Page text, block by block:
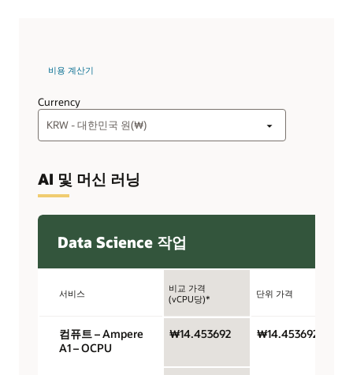
Currency
비용 계산기
AI 및 머신 러닝
Data Science 작업
서비스
비교 가격
(vCPU당)*
단위 가격
컴퓨트 – Ampere
A1 – OCPU
₩14.453692 ₩14.453692